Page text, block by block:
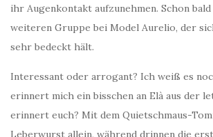
ihr Augenkontakt aufzunehmen. Schon
weiteren Gruppe bei Model Aurelio, der
sehr bedeckt hält.
Interessant oder arrogant? Ich weiß es
erinnert mich ein bisschen an Elà aus der
erinnert euch? Mit dem Quietschmaus-
Leberwurst allein, während drinnen die